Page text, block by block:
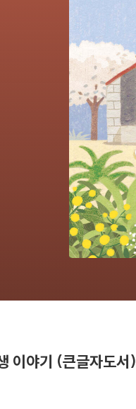
이야기 (큰글자도서)